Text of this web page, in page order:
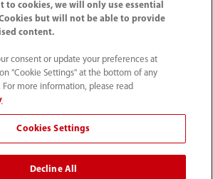
841
Comércio e Distribuição de
to cookies, we will only use essential
but will not be able to provide
content.
consent or update your preferences at
"Cookie Settings" at the bottom of any
For more information, please read
Cookies Settings
Decline All